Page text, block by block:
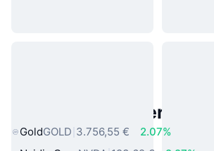
Beliebte reale
GoldGOLD 3.756,55 €
2.07%